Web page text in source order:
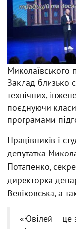
Миколаївського
Заклад близько
технічних,
поєднуючи
програмами
Працівників і
депутатка
Потапенко,
директорка
Веліховська, а
«Ювілей – це